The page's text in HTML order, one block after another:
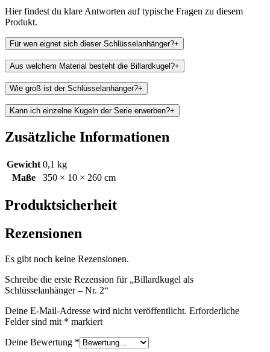
Hier findest du klare Antworten auf typische Fragen zu diesem
Produkt.
Für wen eignet sich dieser Schlüsselanhänger?+
Aus welchem Material besteht die Billardkugel?+
Wie groß ist der Schlüsselanhänger?+
Kann ich einzelne Kugeln der Serie erwerben?+
Zusätzliche Informationen
Gewicht 0,1 kg
Maße
350 × 10 × 260 cm
Produktsicherheit
Rezensionen
Es gibt noch keine Rezensionen.
Schreibe die erste Rezension für „Billardkugel als
Schlüsselanhänger – Nr. 2“
Deine E-Mail-Adresse wird nicht veröffentlicht. Erforderliche
Felder sind mit * markiert
Deine Bewertung *